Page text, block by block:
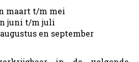
maart t/m mei
juni t/m juli
en september